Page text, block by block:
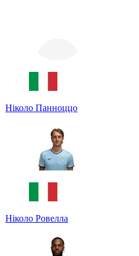
Ніколо Панноццо
Ніколо Ровелла